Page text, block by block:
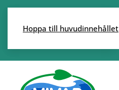
Skip to main content
Hoppa till huvudinnehållet